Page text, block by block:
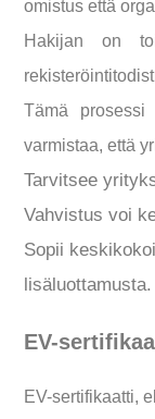
omistus että
Hakijan on
Tämä
varmistaa, että
Tarvitsee
Vahvistus voi
Sopii
lisäluottamusta.
EV-
EV-sertifikaatti,